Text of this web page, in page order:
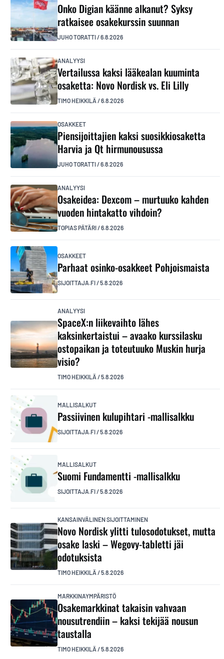
Onko Digian käänne alkanut? Syksy
ratkaisee osakekurssin suunnan
JUHO TORATTI/6.8.2026
ANALYYSI
Vertailussa kaksi lääkealan kuuminta
osaketta: Novo Nordisk vs. Eli Lilly
TIMO HEIKKILÄ /6.8.2026
OSAKKEET
Piensijoittajien kaksi suosikkiosaketta
Harvia ja Qt hirmunousussa
JUHO TORATTI/6.8.2026
ANALYYSI
Osakeidea: Dexcom – murtuuko kahden
vuoden hintakatto vihdoin?
TOPIAS PÄTÄRI/6.8.2026
OSAKKEET
Parhaat osinko-osakkeet Pohjoismaista
SIJOITTAJA.FI/5.8.2026
ANALYYSI
SpaceX:n liikevaihto lähes
kaksinkertaistui – avaako kurssilasku
ostopaikan ja toteutuuko Muskin hurja
visio?
TIMO HEIKKILÄ /5.8.2026
MALLISALKUT
Passiivinen kulupihtari -mallisalkku
SIJOITTAJA.FI/5.8.2026
MALLISALKUT
Suomi Fundamentti -mallisalkku
SIJOITTAJA.FI/5.8.2026
KANSAINVÄLINEN SIJOITTAMINEN
Novo Nordisk ylitti tulosodotukset, mutta
osake laski – Wegovy-tabletti jäi
odotuksista
TIMO HEIKKILÄ /5.8.2026
MARKKINAYMPÄRISTÖ
Osakemarkkinat takaisin vahvaan
nousutrendiin – kaksi tekijää nousun
taustalla
TIMO HEIKKILÄ /5.8.2026